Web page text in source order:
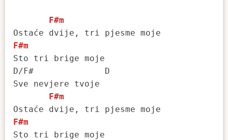
F#m
F#m
Sto tri brige moje
D/F#              D
Sve nevjere tvoje
F#m
F#m
Sto tri brige moje